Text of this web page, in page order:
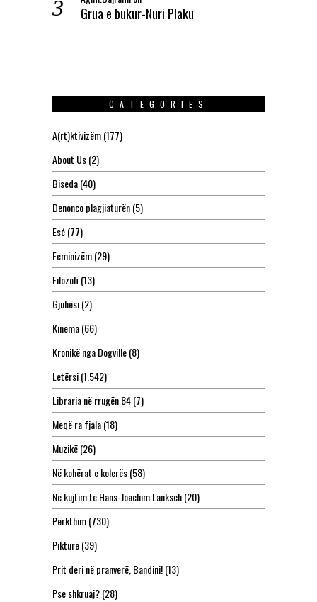
Grua e bukur-Nuri Plaku
CATEGORIES
A(rt)ktivizëm(177)
About Us(2)
Biseda(40)
Denonco plagjiaturën(5)
Esé(77)
Feminizëm(29)
Filozofi (13)
Gjuhësi(2)
Kinema(66)
Kronikë nga Dogville(8)
Letërsi(1,542)
Libraria në rrugën 84(7)
Meqë ra fjala(18)
Muzikë(26)
Në kohërat e kolerës(58)
Në kujtim të Hans-Joachim Lanksch(20)
Përkthim(730)
Pikturë(39)
Prit deri në pranverë, Bandini!(13)
Pse shkruaj?(28)